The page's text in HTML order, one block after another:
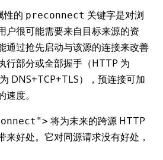
性的 preconnect 关键字是对浏
户很可能需要来自目标来源的资
通过抢先启动与该源的连接来改善
行部分或全部握手（HTTP 为
DNS+TCP+TLS），预连接可加
度。
将为未来的跨源 HTTP
来好处。它对同源请求没有好处，